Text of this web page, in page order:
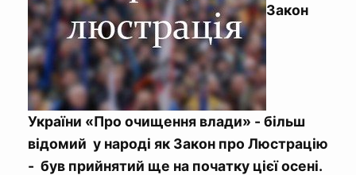
Закон
України «Про очищення влади» - більш
відомий у народі як Закон про Люстрацію
- був прийнятий ще на початку цієї осені.